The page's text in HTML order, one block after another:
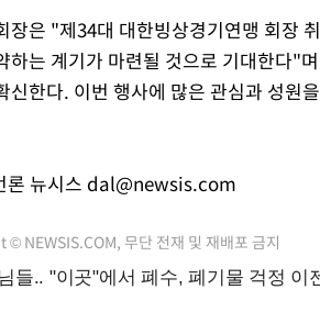
장은 "제34대 대한빙상경기연맹 회장
하는 계기가 마련될 것으로 기대한다"
신한다. 이번 행사에 많은 관심과 성원
뉴시스 dal@newsis.com
NEWSIS.COM, 무단 전재 및 재배포 금지